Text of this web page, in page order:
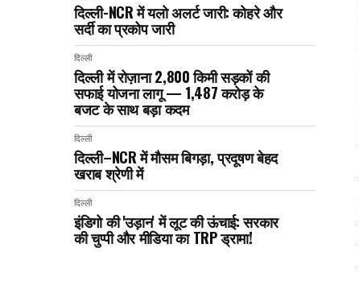
दिल्ली-NCR में यलो अलर्ट जारी: कोहरे और
सर्दी का प्रकोप जारी
दिल्ली
दिल्ली में रोज़ाना 2,800 किमी सड़कों की
सफाई योजना लागू — ₹1,487 करोड़ के
बजट के साथ बड़ा कदम
दिल्ली
दिल्ली–NCR में मौसम बिगड़ा, प्रदूषण बेहद
खराब श्रेणी में
दिल्ली
इंडिगो की 'उड़ान' में लूट की ऊंचाई: सरकार
की चुप्पी और मीडिया का TRP ड्रामा!